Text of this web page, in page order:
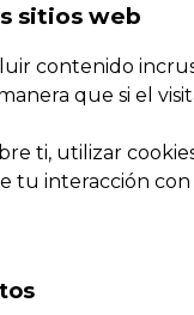
sitios web
contenido
que si el
ti, utilizar
interacción